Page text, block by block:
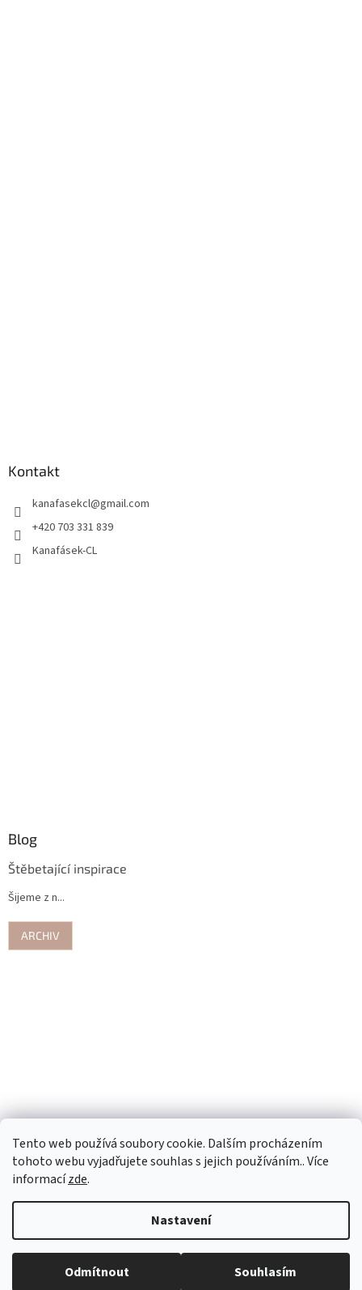
Tento web používá soubory cookie. Dalším procházením
tohoto webu vyjadřujete souhlas s jejich používáním.. Více
informacízde.
Nastavení
Odmítnout Souhlasím
Kontakt
kanafasekcl@gmail.com
+420 703 331 839
Kanafásek-CL
Blog
Štěbetající inspirace
Šijeme z n...
ARCHIV
Vytvořil Shoptet
Copyright 2026Kanafásek-CL . Všechna práva vyhrazena.